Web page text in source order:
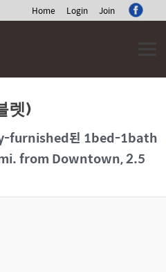
Home Login Join
렛)
furnished된 1bed-1bath
from Downtown, 2.5